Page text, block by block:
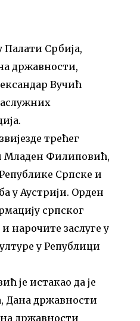
Палати Србија,
државности,
Вучић
трећег
Младен Филиповић,
Српске и
у Аустрији. Орден
српског
нарочите заслуге у
у Републици
је истакао да је
Дана државности
државности